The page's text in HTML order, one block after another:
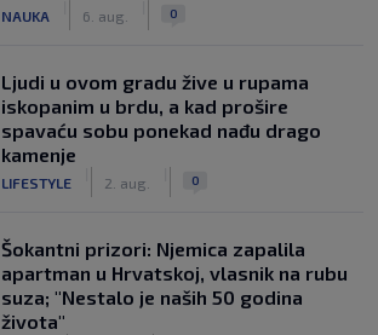
NAUKA 6. aug. 0
Ljudi u ovom gradu žive u rupama
iskopanim u brdu, a kad prošire
spavaću sobu ponekad nađu drago
kamenje
LIFESTYLE 2. aug. 0
Šokantni prizori: Njemica zapalila
apartman u Hrvatskoj, vlasnik na rubu
suza; "Nestalo je naših 50 godina
života"